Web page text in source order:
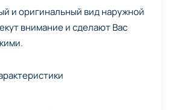
и оригинальный вид наружной
внимание и сделают Вас